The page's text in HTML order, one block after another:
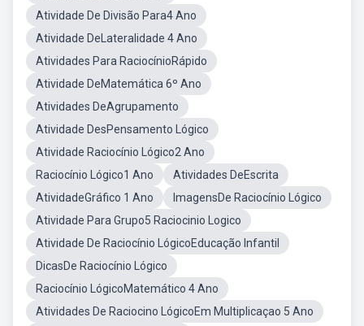
Atividade De Divisão Para4 Ano
Atividade DeLateralidade 4 Ano
Atividades Para RaciocínioRápido
Atividade DeMatemática 6º Ano
Atividades DeAgrupamento
Atividade DesPensamento Lógico
Atividade Raciocínio Lógico2 Ano
Raciocínio Lógico1 Ano
Atividades DeEscrita
AtividadeGráfico 1 Ano
ImagensDe Raciocínio Lógico
Atividade Para Grupo5 Raciocinio Logico
Atividade De Raciocínio LógicoEducação Infantil
DicasDe Raciocínio Lógico
Raciocínio LógicoMatemático 4 Ano
Atividades De Raciocino LógicoEm Multiplicaçao 5 Ano